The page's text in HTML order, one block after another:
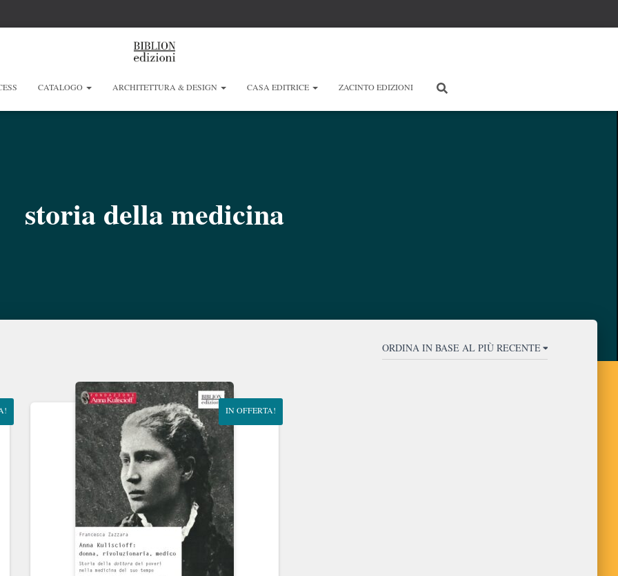
CATALOGO ARCHITETTURA & DESIGN CASA EDITRICE ZACINTO EDIZIONI
storia della medicina
IN OFFERTA!